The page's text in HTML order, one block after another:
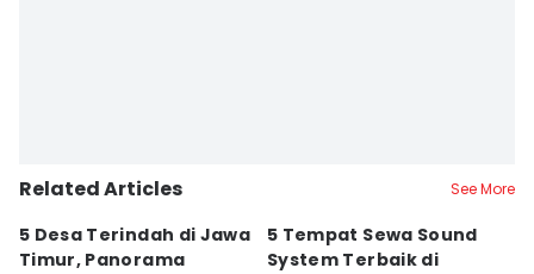
Related Articles See More
5 Desa Terindah di Jawa
Timur, Panorama
5 Tempat Sewa Sound
System Terbaik di